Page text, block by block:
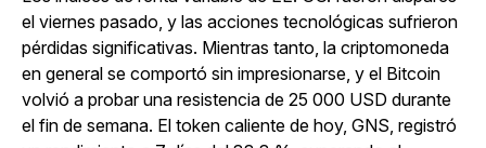
el viernes pasado, y las acciones tecnológicas sufrieron
pérdidas significativas. Mientras tanto, la criptomoneda
en general se comportó sin impresionarse, y el Bitcoin
volvió a probar una resistencia de 25 000 USD durante
el fin de semana. El token caliente de hoy, GNS, registró